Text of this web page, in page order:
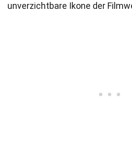
unverzichtbare Ikone der